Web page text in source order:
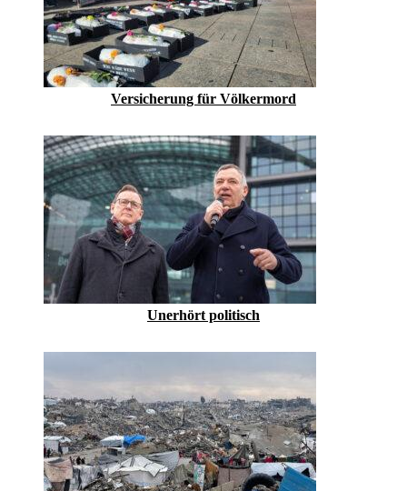
Versicherung für Völkermord
Unerhört politisch